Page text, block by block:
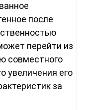
после
перейти из
совместного
увеличения его
за